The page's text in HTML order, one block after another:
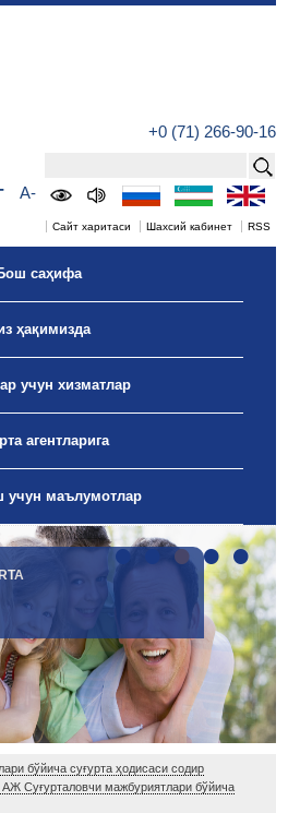
+0 (71) 266-90-16
A-
Сайт харитаси Шахсий кабинет RSS
саҳифа
ҳақимизда
учун хизматлар
агентларига
учун маълумотлар
•••••
бўйича суғурта ҳодисаси содир
Суғурталовчи мажбуриятлари бўйича